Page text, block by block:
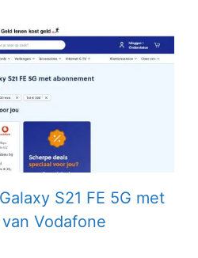
S21 FE 5G met
Vodafone